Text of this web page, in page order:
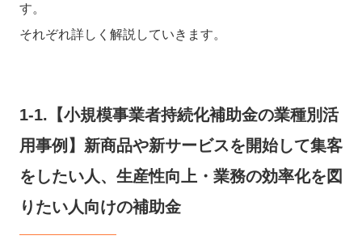
す。
それぞれ詳しく解説していきます。
1-1.【小規模事業者持続化補助金の業種別活
用事例】新商品や新サービスを開始して集客
をしたい人、生産性向上・業務の効率化を図
りたい人向けの補助金